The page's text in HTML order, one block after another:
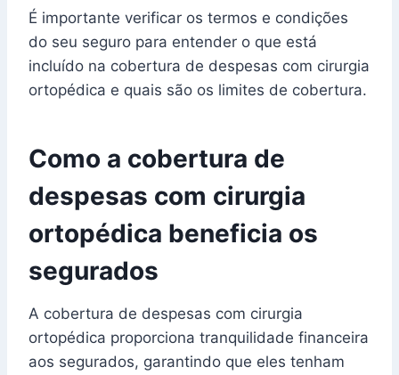
É importante verificar os termos e condições
do seu seguro para entender o que está
incluído na cobertura de despesas com cirurgia
ortopédica e quais são os limites de cobertura.
Como a cobertura de
despesas com cirurgia
ortopédica beneficia os
segurados
A cobertura de despesas com cirurgia
ortopédica proporciona tranquilidade financeira
aos segurados, garantindo que eles tenham